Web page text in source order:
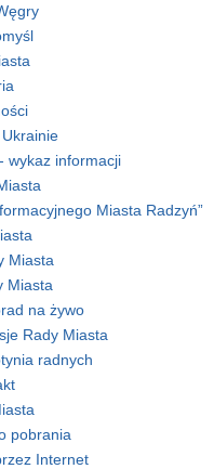
wykaz informacji
Miasta Radzyń”
Miasta
Miasta
na żywo
Rady Miasta
radnych
pobrania
Internet